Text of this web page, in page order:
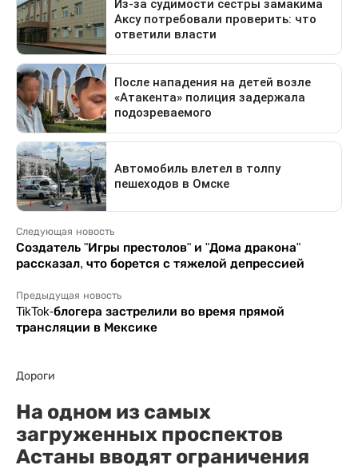
Следующая новость
Создатель "Игры престолов" и "Дома дракона"
рассказал, что борется с тяжелой депрессией
Предыдущая новость
TikTok-блогера застрелили во время прямой
трансляции в Мексике
Дороги
На одном из самых
загруженных проспектов
Астаны вводят ограничения